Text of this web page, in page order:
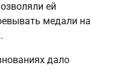
ей
медали на
дало